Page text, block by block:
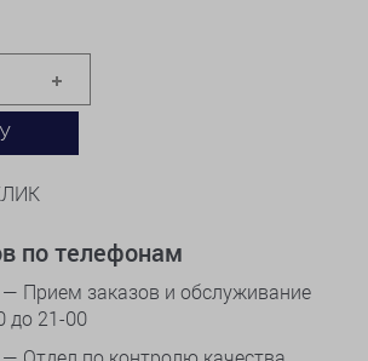
по телефонам
— Прием заказов и обслуживание
до 21-00